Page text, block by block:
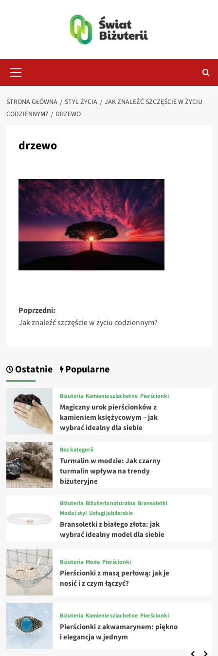
główne
STRONA GŁÓWNA STYL ŻYCIA
JAK ZNALEŹĆ SZCZĘŚCIE W ŻYCIU
CODZIENNYM?
DRZEWO
drzewo
Zobacz
wpisy
Poprzedni:
Jak znaleźć szczęście w życiu codziennym?
Ostatnie Popularne
Biżuteria Kamienie szlachetne Pierścionki
Magiczny urok pierścionków z
kamieniem księżycowym – jak
wybrać idealny dla siebie
Bez kategorii
Turmalin w modzie: Jak czarny
turmalin wpływa na trendy
biżuteryjne
Biżuteria Biżuteria naturalna Bransoletki
Moda i styl Usługi jubilerskie
Bransoletki z białego złota: jak
wybrać idealny model dla siebie
Biżuteria Moda Pierścionki
Pierścionki z masą perłową: jak je
nosić i z czym łączyć?
Biżuteria Kamienie szlachetne Pierścionki
Pierścionki z akwamarynem: piękno
i elegancja w jednym